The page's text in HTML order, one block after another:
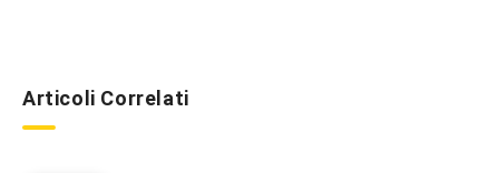
Articoli Correlati